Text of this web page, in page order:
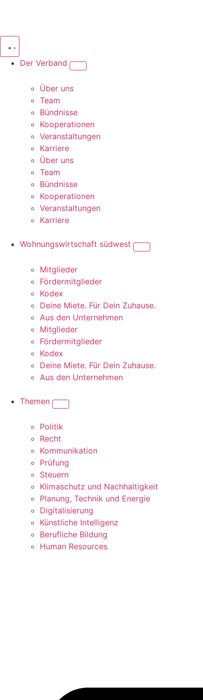
Der Verband
Über uns
Team
Bündnisse
Kooperationen
Veranstaltungen
Karriere
Über uns
Team
Bündnisse
Kooperationen
Veranstaltungen
Karriere
Wohnungswirtschaft südwest
Mitglieder
Fördermitglieder
Kodex
Deine Miete. Für Dein Zuhause.
Aus den Unternehmen
Mitglieder
Fördermitglieder
Kodex
Deine Miete. Für Dein Zuhause.
Aus den Unternehmen
Themen
Politik
Recht
Kommunikation
Prüfung
Steuern
Klimaschutz und Nachhaltigkeit
Planung, Technik und Energie
Digitalisierung
Künstliche Intelligenz
Berufliche Bildung
Human Resources